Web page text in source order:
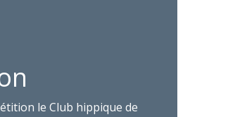
le Club hippique de